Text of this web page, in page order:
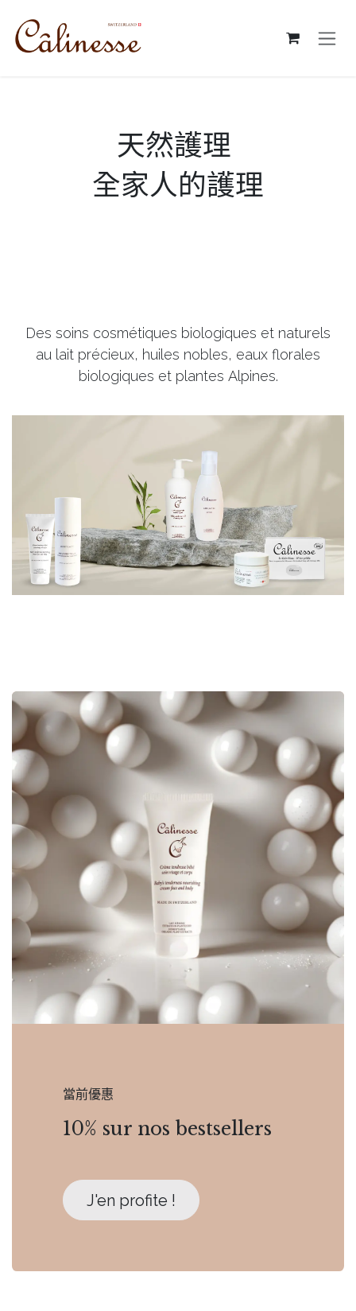
天然護理
全家人的護理
Des soins cosmétiques biologiques et naturels
au lait précieux, huiles nobles, eaux florales
biologiques et plantes Alpines.
當前優惠
10% sur nos bestsellers
J'en profite !